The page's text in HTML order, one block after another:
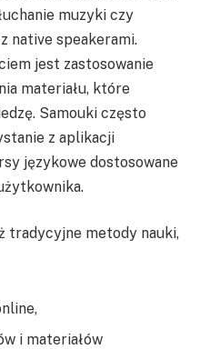
muzyki czy
native speakerami.
jest zastosowanie
materiału, które
Samouki często
z aplikacji
językowe dostosowane
tradycyjne metody nauki,
i materiałów